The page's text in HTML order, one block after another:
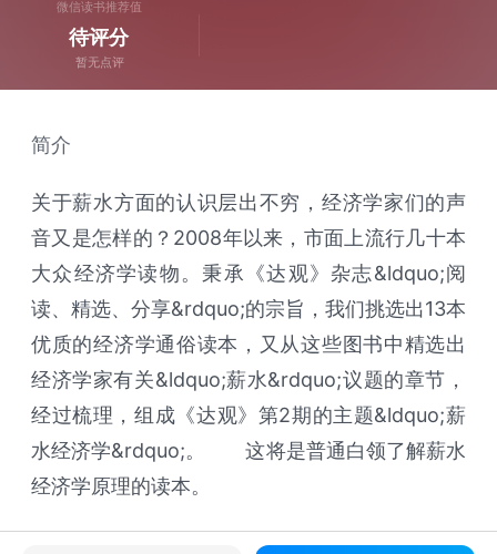
微信读书推荐值
待评分
暂无点评
简介
关于薪水方面的认识层出不穷，经济学家们的声
音又是怎样的？2008年以来，市面上流行几十本
大众经济学读物。秉承《达观》杂志&ldquo;阅
读、精选、分享&rdquo;的宗旨，我们挑选出13本
优质的经济学通俗读本，又从这些图书中精选出
经济学家有关&ldquo;薪水&rdquo;议题的章节，
经过梳理，组成《达观》第2期的主题&ldquo;薪
水经济学&rdquo;。 这将是普通白领了解薪水
经济学原理的读本。